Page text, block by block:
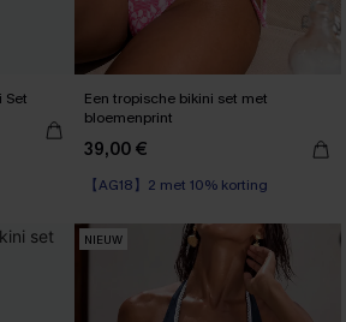
Set
Een tropische bikini set met
bloemenprint
39,00 €
【AG18】2 met 10% korting
NIEUW